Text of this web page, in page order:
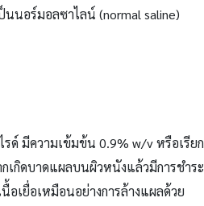
นนอร์มอลซาไลน์ (normal saline)
รด์ มีความเข้มข้น 0.9% w/vหรือเรียก
เกิดบาดแผลบนผิวหนังแล้วมีการชำระ
อเยื่อเหมือนอย่างการล้างแผลด้วย